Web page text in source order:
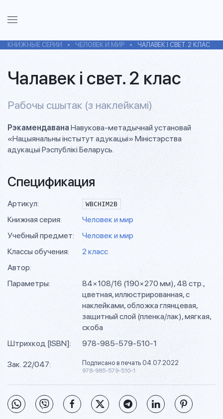
КНИЖНЫЕ СЕРИИ ЧЕЛОВЕК И МИР ЧАЛАВЕК I СВЕТ. 2 КЛАС
Чалавек i свет. 2 клас
Рабочы сшытак (з наклейкамі)
РэкамендаванаНавукова-метадычнай установай
«Нацыянальны iнстытут адукацыi» Мiнiстэрства
адукацыi Рэспублiкi Беларусь.
Спецификация
Артикул: WBCHIM2B
Книжная серия:
Человек и мир
Учебный предмет:
Человек и мир
Классы обучения:
2 класс
Автор:
Параметры:
84×108/16 (190×270 мм), 48 стр.,
цветная, иллюстрированная, с
наклейками, обложка глянцевая,
защитный слой (пленка/лак), мягкая,
скоба
Штрихкод [ISBN]:
978-985-579-510-1
Зак. 22/047: Подписано в печать 04.07.2022
978-985-579-510-1